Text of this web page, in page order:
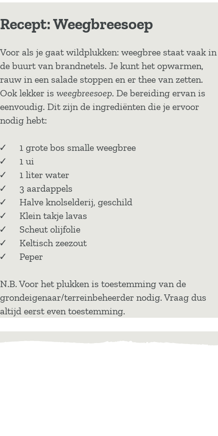
Recept: Weegbreesoep
Voor als je gaat wildplukken: weegbree staat vaak in
de buurt van brandnetels. Je kunt het opwarmen,
rauw in een salade stoppen en er thee van zetten.
Ook lekker is weegbreesoep. De bereiding ervan is
eenvoudig. Dit zijn de ingrediënten die je ervoor
nodig hebt:
1 grote bos smalle weegbree
1 ui
1 liter water
3 aardappels
Halve knolselderij, geschild
Klein takje lavas
Scheut olijfolie
Keltisch zeezout
Peper
N.B. Voor het plukken is toestemming van de
grondeigenaar/terreinbeheerder nodig. Vraag dus
altijd eerst even toestemming.